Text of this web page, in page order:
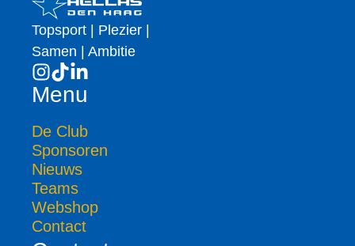
Topsport | Plezier |
Samen | Ambitie
Menu
De Club
Sponsoren
Nieuws
Teams
Webshop
Contact